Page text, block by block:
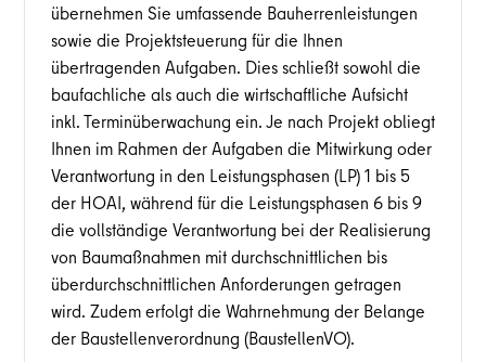
übernehmen Sie umfassende Bauherrenleistungen
sowie die Projektsteuerung für die Ihnen
übertragenden Aufgaben. Dies schließt sowohl die
baufachliche als auch die wirtschaftliche Aufsicht
inkl. Terminüberwachung ein. Je nach Projekt obliegt
Ihnen im Rahmen der Aufgaben die Mitwirkung oder
Verantwortung in den Leistungsphasen (LP) 1 bis 5
der HOAI, während für die Leistungsphasen 6 bis 9
die vollständige Verantwortung bei der Realisierung
von Baumaßnahmen mit durchschnittlichen bis
überdurchschnittlichen Anforderungen getragen
wird. Zudem erfolgt die Wahrnehmung der Belange
der Baustellenverordnung (BaustellenVO).